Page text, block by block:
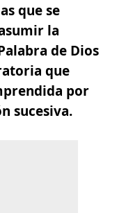
que se
la
de Dios
que
por
sucesiva.